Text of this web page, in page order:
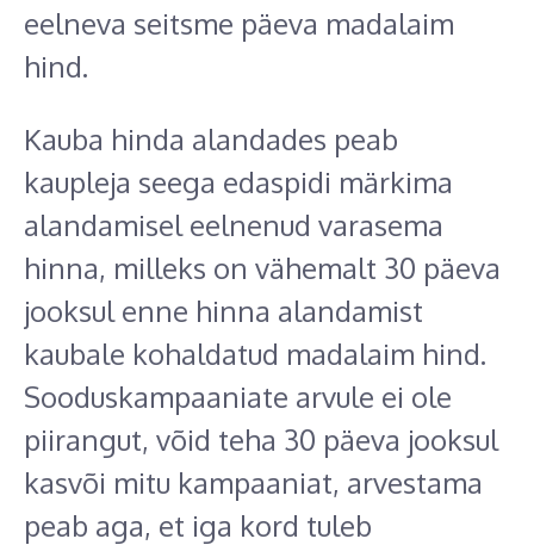
eelneva seitsme päeva madalaim
hind.
Kauba hinda alandades peab
kaupleja seega edaspidi märkima
alandamisel eelnenud varasema
hinna, milleks on vähemalt 30 päeva
jooksul enne hinna alandamist
kaubale kohaldatud madalaim hind.
Sooduskampaaniate arvule ei ole
piirangut, võid teha 30 päeva jooksul
kasvõi mitu kampaaniat, arvestama
peab aga, et iga kord tuleb